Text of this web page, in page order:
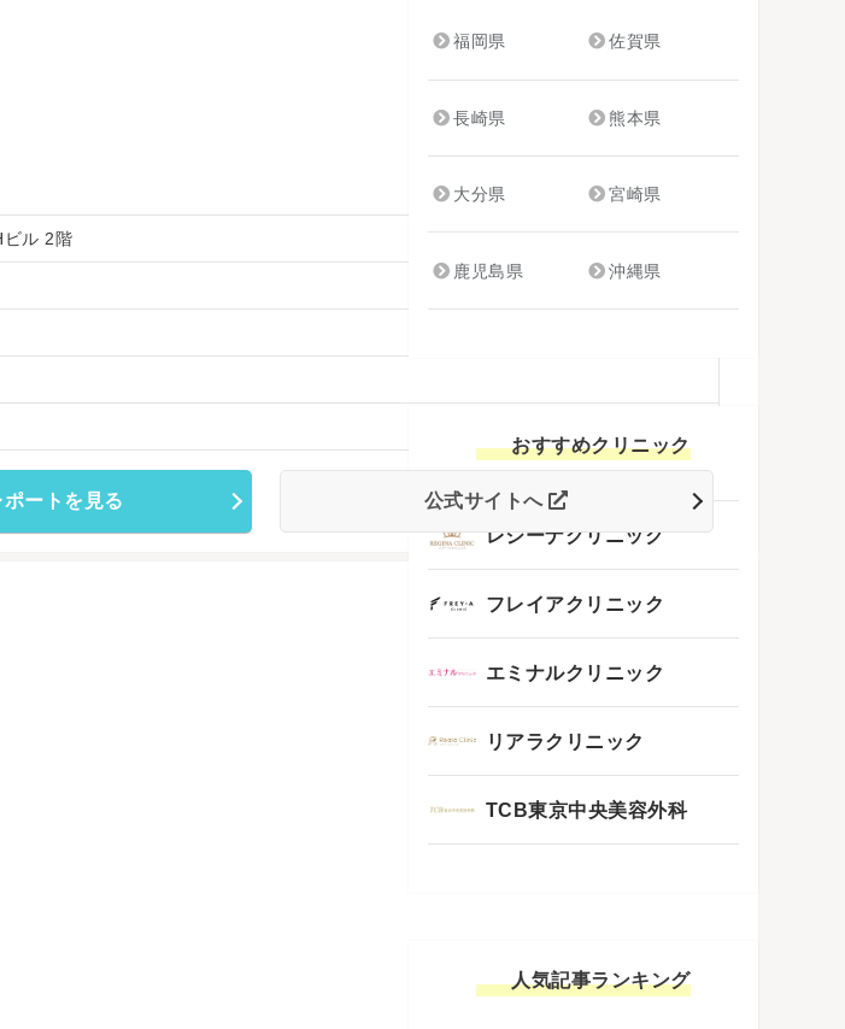
ル 2階
ートを見る 公式サイトへ
福岡県 佐賀県
長崎県 熊本県
大分県 宮崎県
鹿児島県 沖縄県
おすすめクリニック
レジーナクリニック
フレイアクリニック
エミナルクリニック
リアラクリニック
TCB東京中央美容外科
人気記事ランキング